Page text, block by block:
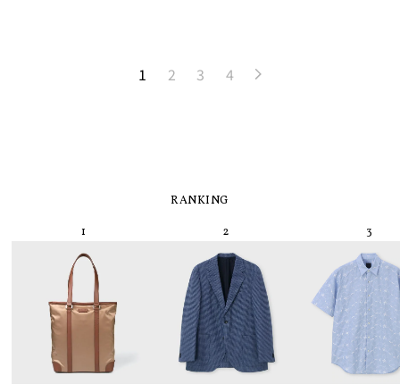
1 2 3 4
RANKING